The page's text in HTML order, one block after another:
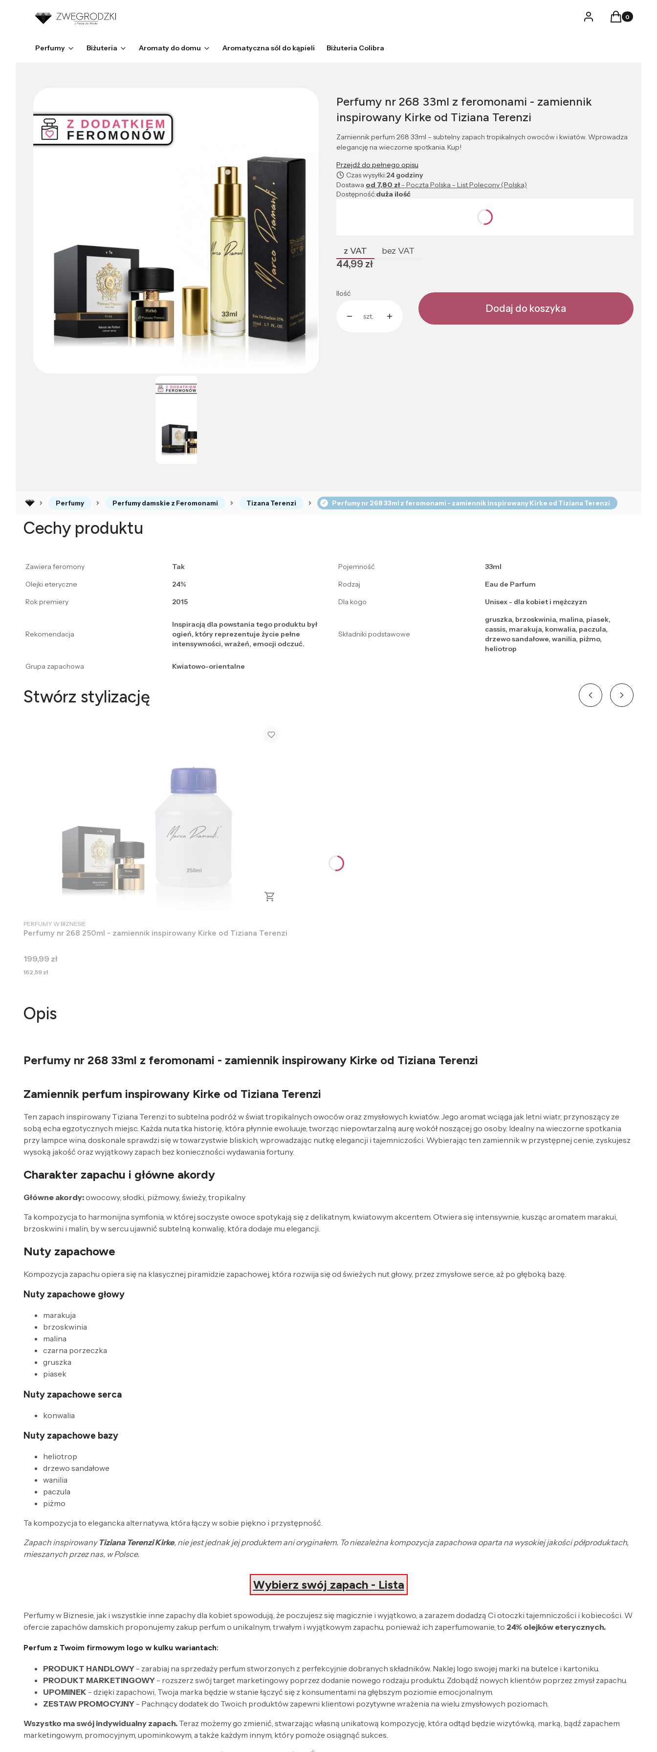
LogowanieProdukty w
Koszyk
Perfumy Biżuteria Aromaty do domu Aromatyczna sól do kąpieli Biżuteria Colibra
Perfumy nr 268 33ml z feromonami - zamiennik
inspirowany Kirke od Tiziana Terenzi
Zamiennik perfum 268 33ml – subtelny zapach tropikalnych owoców i kwiatów. Wprowadza
elegancję na wieczorne spotkania. Kup!
Przejdź do pełnego opisu
Czas wysyłki:24 godziny
Dostawa od 7,80 zł- Poczta Polska - List Polecony (Polska)
Dostępność:duża ilość
z VAT bez VAT
Cena
44,99 zł
Ilość
szt.
Dodaj do koszyka
Perfumy Perfumy damskie z Feromonami Tizana Terenzi Perfumy nr 268 33ml z feromonami - zamiennik inspirowany Kirke od Tiziana Terenzi
Cechy produktu
Zawiera feromony Tak Pojemność
33ml
Olejki eteryczne
24% Rodzaj
Eau de Parfum
Rok premiery
2015 Dla kogo Unisex - dla kobiet i mężczyzn
Rekomendacja
Inspiracją dla powstania tego produktu był
ogień, który reprezentuje życie pełne
intensywności, wrażeń, emocji odczuć.
Składniki podstawowe
gruszka, brzoskwinia, malina, piasek,
cassis, marakuja, konwalia, paczula,
drzewo sandałowe, wanilia, piżmo,
heliotrop
Grupa zapachowa
Kwiatowo-orientalne
Stwórz stylizację
PRODUCENT
PERFUMY W BIZNESIE
Perfumy nr 268 250ml - zamiennik inspirowany Kirke od Tiziana Terenzi
Cena
199,99 zł
Cena
162,59 zł
Opis
Perfumy nr 268 33ml z feromonami - zamiennik inspirowany Kirke od Tiziana Terenzi
Zamiennik perfum inspirowany Kirke od Tiziana Terenzi
Ten zapach inspirowany Tiziana Terenzi to subtelna podróż w świat tropikalnych owoców oraz zmysłowych kwiatów. Jego aromat wciąga jak letni wiatr, przynoszący ze
sobą echa egzotycznych miejsc. Każda nuta tka historię, która płynnie ewoluuje, tworząc niepowtarzalną aurę wokół noszącej go osoby. Idealny na wieczorne spotkania
przy lampce wina, doskonale sprawdzi się w towarzystwie bliskich, wprowadzając nutkę elegancji i tajemniczości. Wybierając ten zamiennik w przystępnej cenie, zyskujesz
wysoką jakość oraz wyjątkowy zapach bez konieczności wydawania fortuny.
Charakter zapachu i główne akordy
Główne akordy:owocowy, słodki, piżmowy, świeży, tropikalny
Ta kompozycja to harmonijna symfonia, w której soczyste owoce spotykają się z delikatnym, kwiatowym akcentem. Otwiera się intensywnie, kusząc aromatem marakui,
brzoskwini i malin, by w sercu ujawnić subtelną konwalię, która dodaje mu elegancji.
Nuty zapachowe
Kompozycja zapachu opiera się na klasycznej piramidzie zapachowej, która rozwija się od świeżych nut głowy, przez zmysłowe serce, aż po głęboką bazę.
Nuty zapachowe głowy
marakuja
brzoskwinia
malina
czarna porzeczka
gruszka
piasek
Nuty zapachowe serca
konwalia
Nuty zapachowe bazy
heliotrop
drzewo sandałowe
wanilia
paczula
piżmo
Ta kompozycja to elegancka alternatywa, która łączy w sobie piękno i przystępność.
Zapach inspirowany Tiziana Terenzi Kirke, nie jest jednak jej produktem ani oryginałem. To niezależna kompozycja zapachowa oparta na wysokiej jakości półproduktach,
mieszanych przez nas, w Polsce.
Wybierz swój zapach - Lista
Perfumy w Biznesie, jak i wszystkie inne zapachy dla kobiet spowodują, że poczujesz się magicznie i wyjątkowo, a zarazem dodadzą Ci otoczki tajemniczości i kobiecości. W
ofercie zapachów damskich proponujemy zakup perfum o unikalnym, trwałym i wyjątkowym zapachu, ponieważ ich zaperfumowanie, to 24% olejków eterycznych.
Perfum z Twoim firmowym logo w kulku wariantach:
PRODUKT HANDLOWY - zarabiaj na sprzedaży perfum stworzonych z perfekcyjnie dobranych składników. Naklej logo swojej marki na butelce i kartoniku.
PRODUKT MARKETINGOWY - rozszerz swój target marketingowy poprzez dodanie nowego rodzaju produktu. Zdobądź nowych klientów poprzez zmysł zapachu.
UPOMINEK - dzięki zapachowi, Twoja marka będzie w stanie łączyć się z konsumentami na głębszym poziomie emocjonalnym.
ZESTAW PROMOCYJNY - Pachnący dodatek do Twoich produktów zapewni klientowi pozytywne wrażenia na wielu zmysłowych poziomach.
Wszystko ma swój indywidualny zapach. Teraz możemy go zmienić, stwarzając własną unikatową kompozycję, która odtąd będzie wizytówką, marką, bądź zapachem
marketingowym, promocyjnym, upominkowym, a także każdym innym, który pomoże osiągnąć sukces.